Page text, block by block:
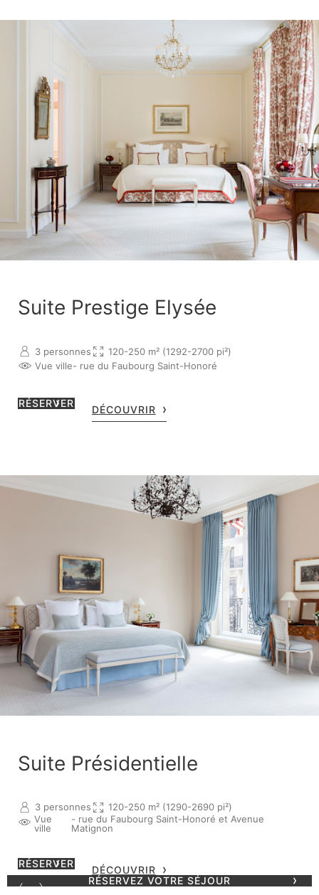
RÉSERVEZ VOTRE SÉJOUR
Suite Prestige Elysée
3 personnes
120-250 m² (1292-2700 pi²)
Vue ville- rue du Faubourg Saint-Honoré
RÉSERVER
DÉCOUVRIR
Suite Présidentielle
3 personnes
120-250 m² (1290-2690 pi²)
Vue
ville
- rue du Faubourg Saint-Honoré et Avenue
Matignon
RÉSERVER
DÉCOUVRIR